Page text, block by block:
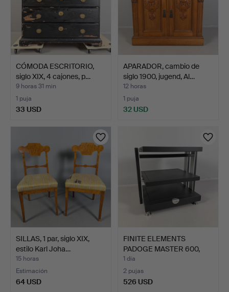
CÓMODA ESCRITORIO,
siglo XIX, 4 cajones, p…
9 horas 31 min
1 puja
33 USD
APARADOR, cambio de
siglo 1900, jugend, Al…
12 horas
1 puja
32 USD
SILLAS, 1 par, siglo XIX,
estilo Karl Joha…
15 horas
Estimación
64 USD
FINITE ELEMENTS
PADOGE MASTER 600,
Mueble …
1 día
2 pujas
526 USD